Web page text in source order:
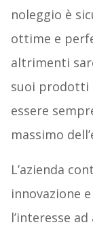
noleggio è
ottime e
altrimenti
suoi prodotti
essere
massimo
L’azienda
innovazione
l’interesse